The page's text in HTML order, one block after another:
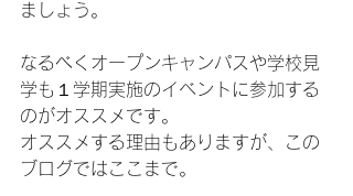
ましょう。
なるべくオープンキャンパスや学校見
学も１学期実施のイベントに参加する
のがオススメです。
オススメする理由もありますが、この
ブログではここまで。